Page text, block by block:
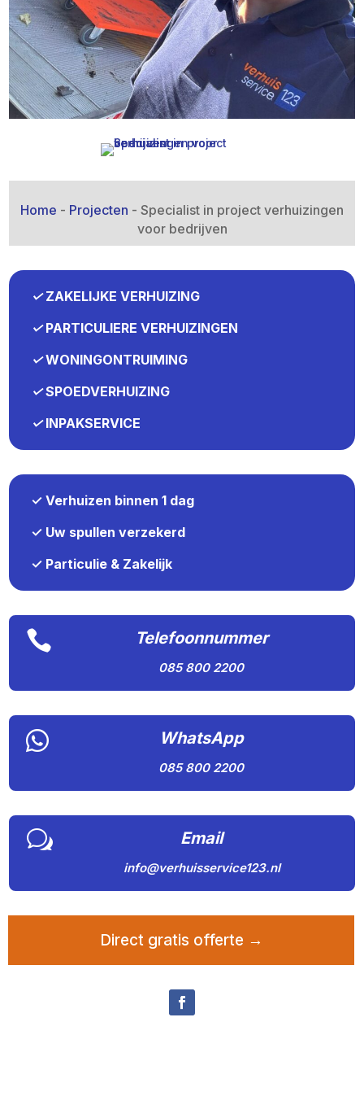
Home - Projecten - Specialist in project verhuizingen
voor bedrijven
✓ZAKELIJKE VERHUIZING
✓PARTICULIERE VERHUIZINGEN
✓WONINGONTRUIMING
✓SPOEDVERHUIZING
✓INPAKSERVICE
✓ Verhuizen binnen 1 dag
✓ Uw spullen verzekerd
✓ Particulie & Zakelijk
 Telefoonnummer
085 800 2200
 WhatsApp
085 800 2200
w Email
info@verhuisservice123.nl
Direct gratis offerte →